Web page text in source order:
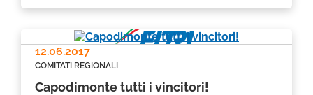
12.06.2017
COMITATI REGIONALI
Capodimonte tutti i vincitori!